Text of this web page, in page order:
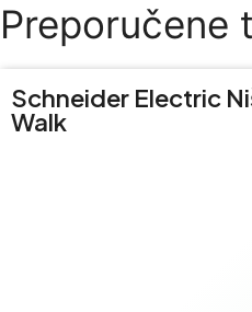
Preporučene
Schneider Electric
Walk